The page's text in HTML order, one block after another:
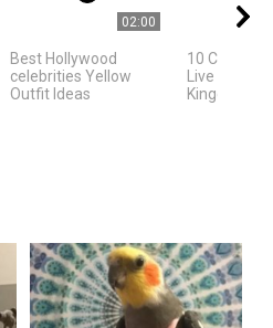
02:00
Best Hollywood
celebrities Yellow
Outfit Ideas
10
Live In
Kingdom